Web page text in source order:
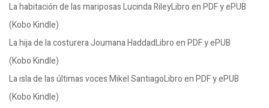
La habitación de las mariposas Lucinda RileyLibro en PDF y ePUB
(Kobo Kindle)
La hija de la costurera Joumana HaddadLibro en PDF y ePUB
(Kobo Kindle)
La isla de las últimas voces Mikel SantiagoLibro en PDF y ePUB
(Kobo Kindle)